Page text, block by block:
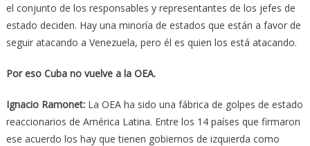
el conjunto de los responsables y representantes de los jefes de
estado deciden. Hay una minoría de estados que están a favor de
seguir atacando a Venezuela, pero él es quien los está atacando.
Por eso Cuba no vuelve a la OEA.
Ignacio Ramonet: La OEA ha sido una fábrica de golpes de estado
reaccionarios de América Latina. Entre los 14 países que firmaron
ese acuerdo los hay que tienen gobiernos de izquierda como